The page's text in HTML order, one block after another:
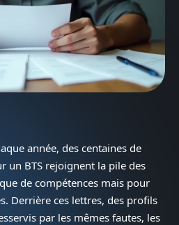
année, des centaines de
un BTS rejoignent la pile des
de compétences mais pour
Derrière ces lettres, des profils
par les mêmes fautes, les